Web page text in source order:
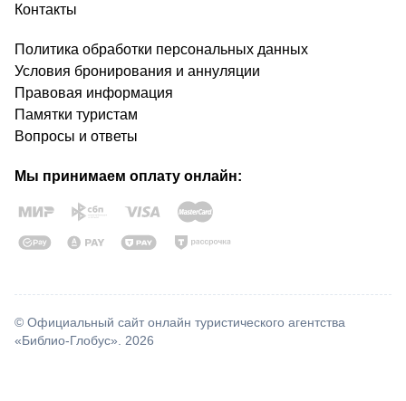
Контакты
Политика обработки персональных данных
Условия бронирования и аннуляции
Правовая информация
Памятки туристам
Вопросы и ответы
Мы принимаем оплату онлайн:
© Официальный сайт онлайн туристического агентства
«Библио-Глобус». 2026